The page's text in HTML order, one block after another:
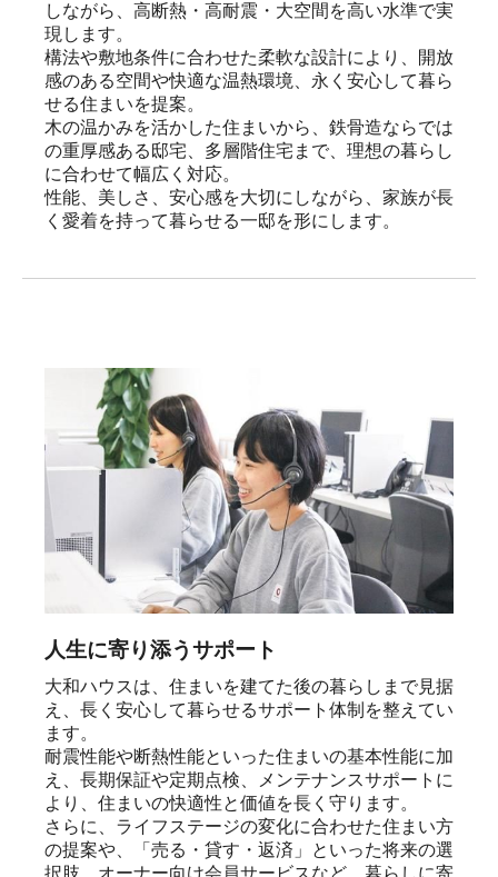
しながら、高断熱・高耐震・大空間を高い水準で実
現します。
構法や敷地条件に合わせた柔軟な設計により、開放
感のある空間や快適な温熱環境、永く安心して暮ら
せる住まいを提案。
木の温かみを活かした住まいから、鉄骨造ならでは
の重厚感ある邸宅、多層階住宅まで、理想の暮らし
に合わせて幅広く対応。
性能、美しさ、安心感を大切にしながら、家族が長
く愛着を持って暮らせる一邸を形にします。
人生に寄り添うサポート
大和ハウスは、住まいを建てた後の暮らしまで見据
え、長く安心して暮らせるサポート体制を整えてい
ます。
耐震性能や断熱性能といった住まいの基本性能に加
え、長期保証や定期点検、メンテナンスサポートに
より、住まいの快適性と価値を長く守ります。
さらに、ライフステージの変化に合わせた住まい方
の提案や、「売る・貸す・返済」といった将来の選